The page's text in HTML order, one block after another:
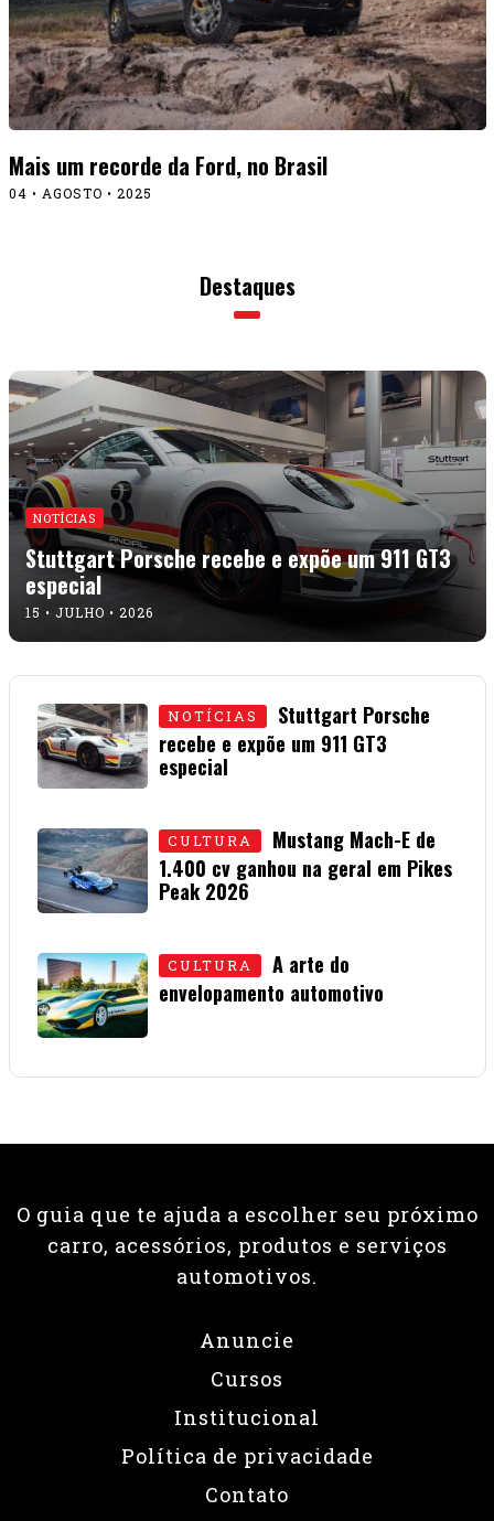
Mais um recorde da Ford, no Brasil
04 • AGOSTO • 2025
Destaques
NOTÍCIAS
Stuttgart Porsche recebe e expõe um 911 GT3
especial
15 • JULHO • 2026
NOTÍCIAS
Stuttgart Porsche
recebe e expõe um 911 GT3
especial
CULTURA
Mustang Mach-E de
1.400 cv ganhou na geral em Pikes
Peak 2026
CULTURA
A arte do
envelopamento automotivo
O guia que te ajuda a escolher seu próximo
carro, acessórios, produtos e serviços
automotivos.
Anuncie
Cursos
Institucional
Política de privacidade
Contato